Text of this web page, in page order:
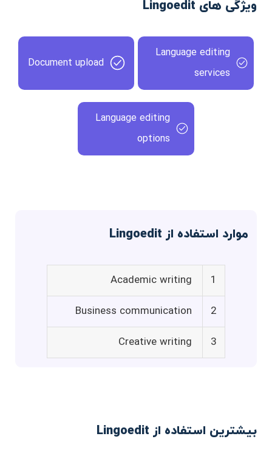
ویژگی های Lingoedit
Language editing
services
Document upload
Language editing
options
موارد استفاده از Lingoedit
1
Academic writing
2
Business communication
3
Creative writing
بیشترین استفاده از Lingoedit